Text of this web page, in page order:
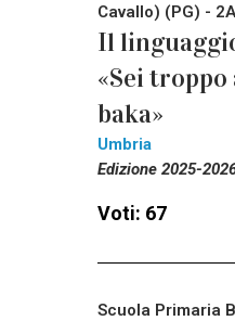
Cavallo) (PG) -
Il
«Sei
baka»
Umbria
Edizione 2025-
Voti: 67
Scuola Primaria